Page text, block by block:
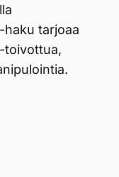
tarjoaa
toivottua,